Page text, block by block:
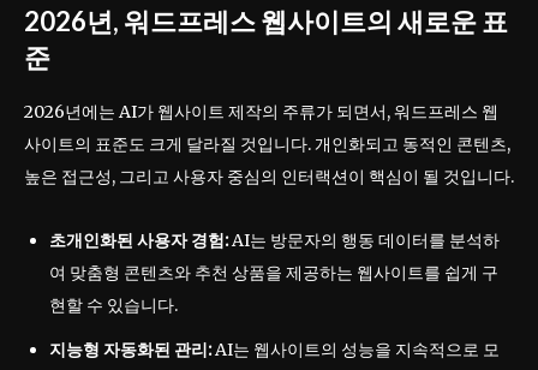
2026년, 워드프레스 웹사이트의 새로운 표
준
2026년에는 AI가 웹사이트 제작의 주류가 되면서, 워드프레스 웹
사이트의 표준도 크게 달라질 것입니다. 개인화되고 동적인 콘텐츠,
높은 접근성, 그리고 사용자 중심의 인터랙션이 핵심이 될 것입니다.
초개인화된 사용자 경험:AI는 방문자의 행동 데이터를 분석하
여 맞춤형 콘텐츠와 추천 상품을 제공하는 웹사이트를 쉽게 구
현할 수 있습니다.
지능형 자동화된 관리:AI는 웹사이트의 성능을 지속적으로 모